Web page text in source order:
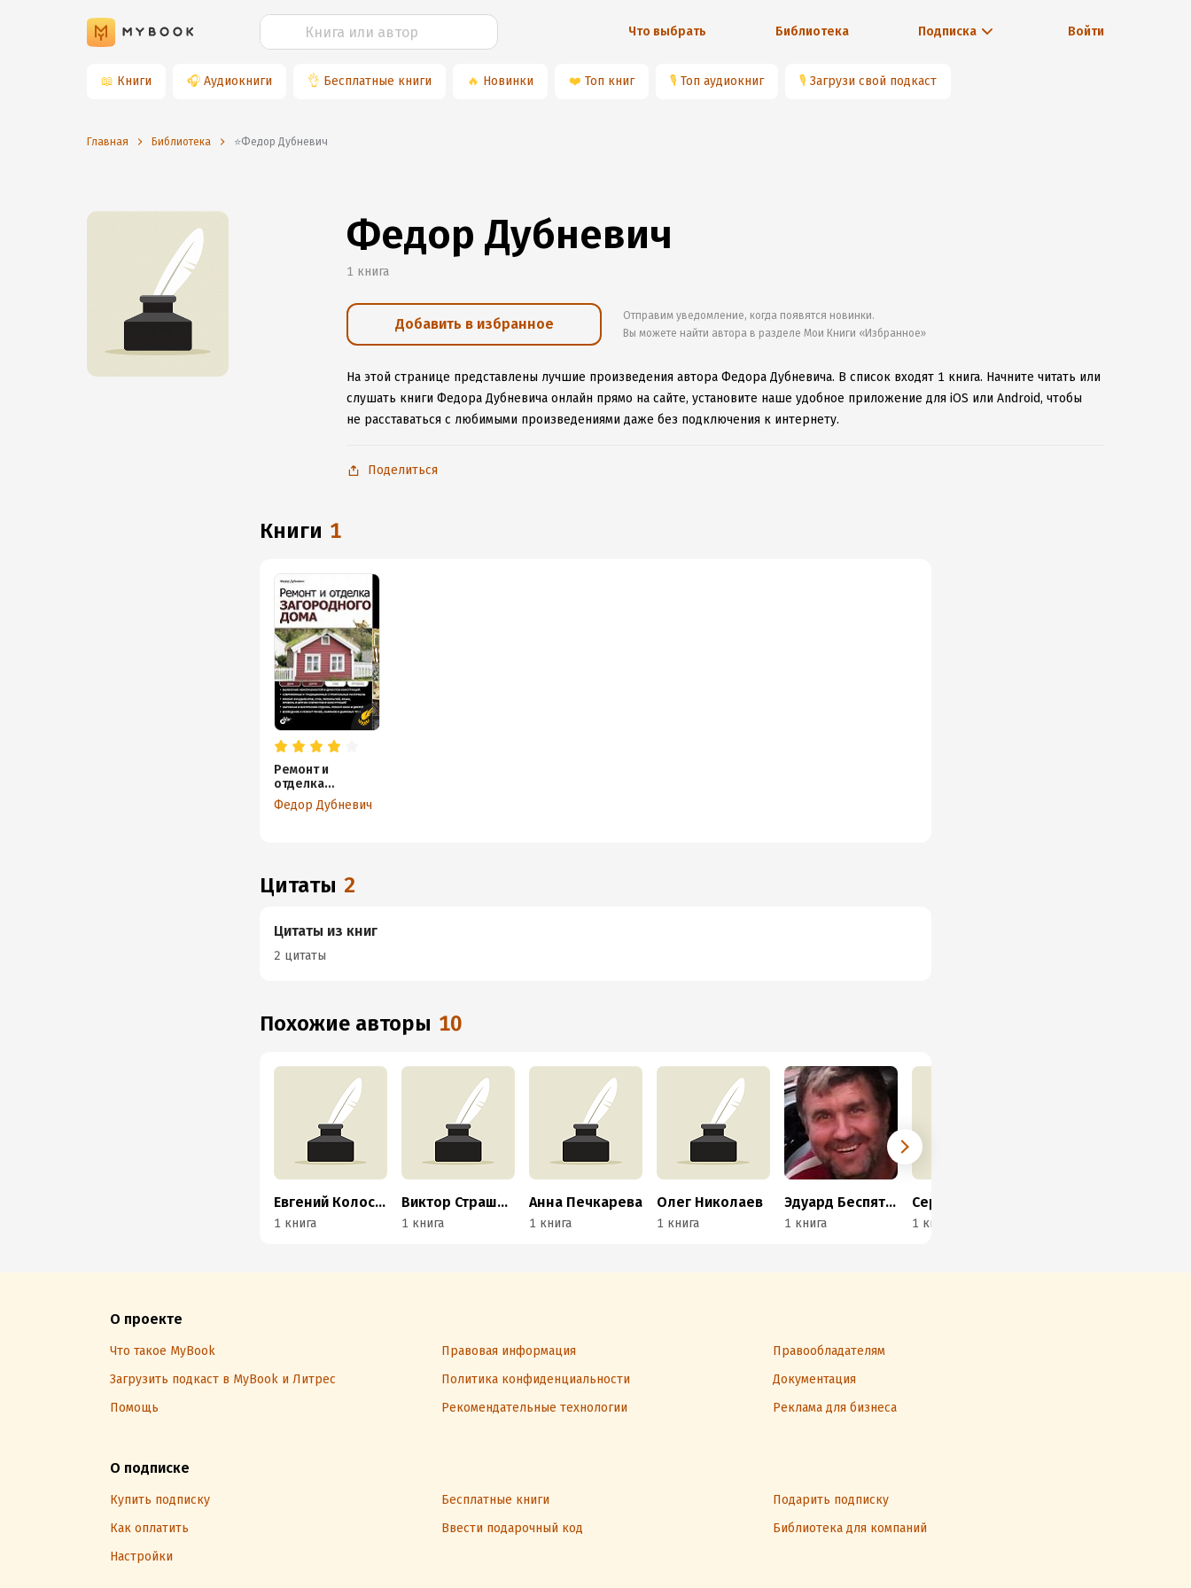
Что выбрать Библиотека Подписка Войти
📖 Книги 🎧 Аудиокниги 👌 Бесплатные книги 🔥 Новинки ❤️ Топ книг 🎙 Топ аудиокниг 🎙 Загрузи свой подкаст
Главная Библиотека ⭐️Федор Дубневич
Федор Дубневич
1 книга
Добавить в избранное
Отправим уведомление, когда появятся новинки.
Вы можете найти автора в разделе Мои Книги «Избранное»
На этой странице представлены лучшие произведения автора Федора Дубневича. В список входят 1 книга. Начните читать или
слушать книги Федора Дубневича онлайн прямо на сайте, установите наше удобное приложение для iOS или Android, чтобы
не расставаться с любимыми произведениями даже без подключения к интернету.
Поделиться
книги 1
Ремонт и
отделка
загородного
дома
Федор Дубневич
Цитаты 2
Цитаты из книг
2 цитаты
Похожие авторы 10
Евгений Колосов
1 книга
Виктор Страшнов
1 книга
Анна Печкарева
1 книга
Олег Николаев
1 книга
Эдуард Беспяткин
1 книга
Сергей Кашин
1 книга
О проекте
Что такое MyBook Правовая информация
Правообладателям
Загрузить подкаст в MyBook и Литрес
Политика конфиденциальности
Документация
Помощь
Рекомендательные технологии Реклама для бизнеса
О подписке
Купить подписку Бесплатные книги
Подарить подписку
Как оплатить
Ввести подарочный код
Библиотека для компаний
Настройки